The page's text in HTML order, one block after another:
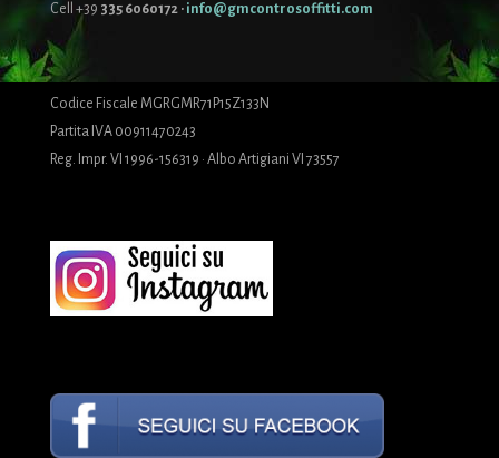
Cell +39 335 6060172 · info@gmcontrosoffitti.com
Codice Fiscale MGRGMR71P15Z133N
Partita IVA 00911470243
Reg. Impr. VI 1996-156319 · Albo Artigiani VI 73557